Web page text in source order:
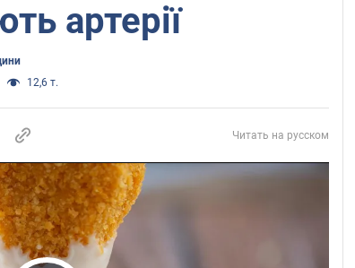
артерії
12,6 т.
Читать на русском